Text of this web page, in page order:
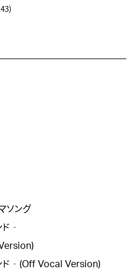
ド‐
ド‐(Off Vocal Version)